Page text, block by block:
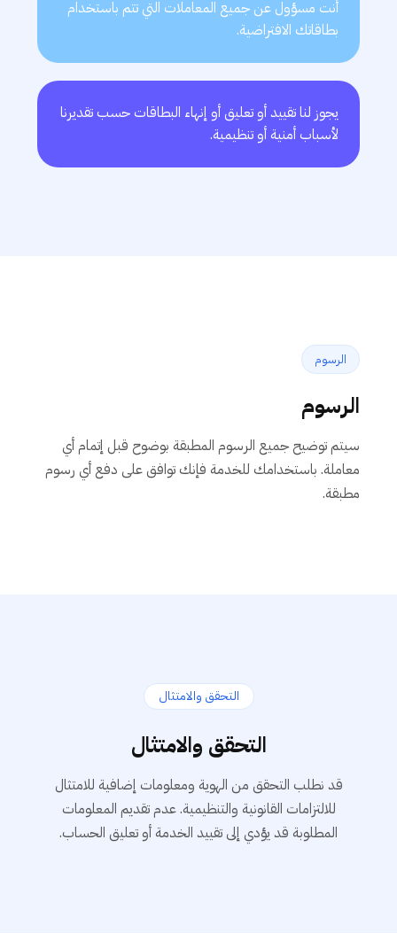
أنت مسؤول عن جميع المعاملات التي تتم باستخدام
بطاقاتك الافتراضية.
يجوز لنا تقييد أو تعليق أو إنهاء البطاقات حسب تقديرنا
لأسباب أمنية أو تنظيمية.
الرسوم
الرسوم
سيتم توضيح جميع الرسوم المطبقة بوضوح قبل إتمام أي
معاملة. باستخدامك للخدمة فإنك توافق على دفع أي رسوم
مطبقة.
التحقق والامتثال
التحقق والامتثال
قد نطلب التحقق من الهوية ومعلومات إضافية للامتثال
للالتزامات القانونية والتنظيمية. عدم تقديم المعلومات
المطلوبة قد يؤدي إلى تقييد الخدمة أو تعليق الحساب.